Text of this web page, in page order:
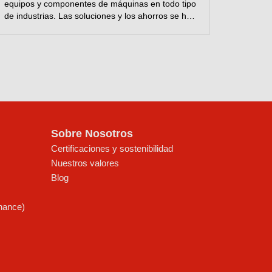
equipos y componentes de máquinas en todo tipo
de industrias. Las soluciones y los ahorros se han
Sobre Nosotros
Certificaciones y sostenibilidad
Nuestros valores
Blog